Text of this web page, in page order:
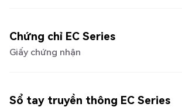
Chứng chỉ EC Series
Giấy chứng nhận
Sổ tay truyền thông EC Series